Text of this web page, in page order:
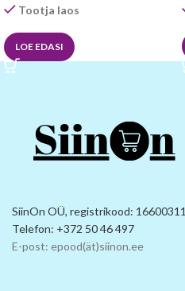
Tootja laos
LOE EDASI
SiinOn OÜ, registrikood: 16600311
Telefon: +372 50 46 497
E-post: epood(ät)siinon.ee